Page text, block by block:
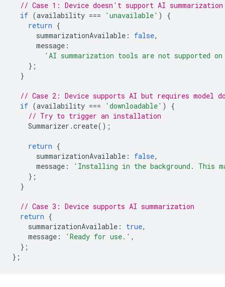
// Case 1: Device doesn't support AI summarization
if (availability === 'unavailable' )
{
return {
summarizationAvailable : false,
message :
'AI summarization tools are not supported
};
}
// Case 2: Device supports AI but requires model
if (availability === 'downloadable' )
{
// Try to trigger an installation
Summarizer .create();
return {
summarizationAvailable : false,
message :
'Installing in the background. This
};
}
// Case 3: Device supports AI summarization
return {
summarizationAvailable : true,
message : 'Ready for use.' ,
};
};